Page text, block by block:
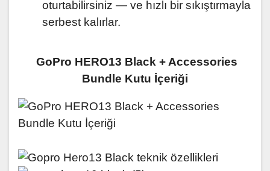
oturtabilirsiniz — ve hızlı bir sıkıştırmayla
serbest kalırlar.
GoPro HERO13 Black + Accessories
Bundle Kutu İçeriği